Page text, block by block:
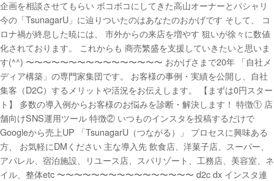
企画を相談させてもらい ボコボコにしてきた高山オーナーとパシャリ
今の「TsunagarU」に辿りついたのはあなたのおかげです そして、 コ
ロナ禍が終息した暁には、 市外からの来店を増やす️ 狙いが徐々に数値
化されております。 これからも 商売繁盛を支援していきたいと思いま
す(^^) 〜〜〜〜〜〜〜〜〜〜〜〜〜〜〜〜 おかげさまで20年 「自社メ
ディア構築」の専門家集団です。 お客様の事例・実績を公開し、自社
集客（D2C）するメリットや活況をお伝えします。 【まずは0円スター
ト】 多数の導入例からお客様のお悩みを診断・解決します！ 特徴① 店
舗向けSNS運用ツール 特徴② いつものインスタを投稿するだけで
Googleから売上UP 「TsunagarU（つながる）」 プロセスに興味ある
方、 お気軽にDMください 主な導入先 飲食店、洋菓子店、スーパー、
アパレル、宿泊施設、リユース店、スパリゾート、工務店、美容室、ネ
イル、整体etc 〜〜〜〜〜〜〜〜〜〜〜〜〜〜〜〜 d2c dx インスタ連